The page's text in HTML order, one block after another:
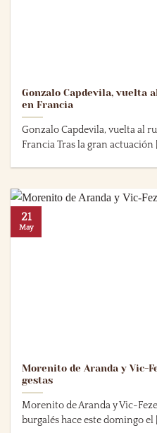
Gonzalo Capdevila, vuelta
en Francia
Gonzalo Capdevila, vuelta al
Francia Tras la gran actuación
Morenito de Aranda y Vic-
gestas
Morenito de Aranda y Vic-
burgalés hace este domingo el
21
May